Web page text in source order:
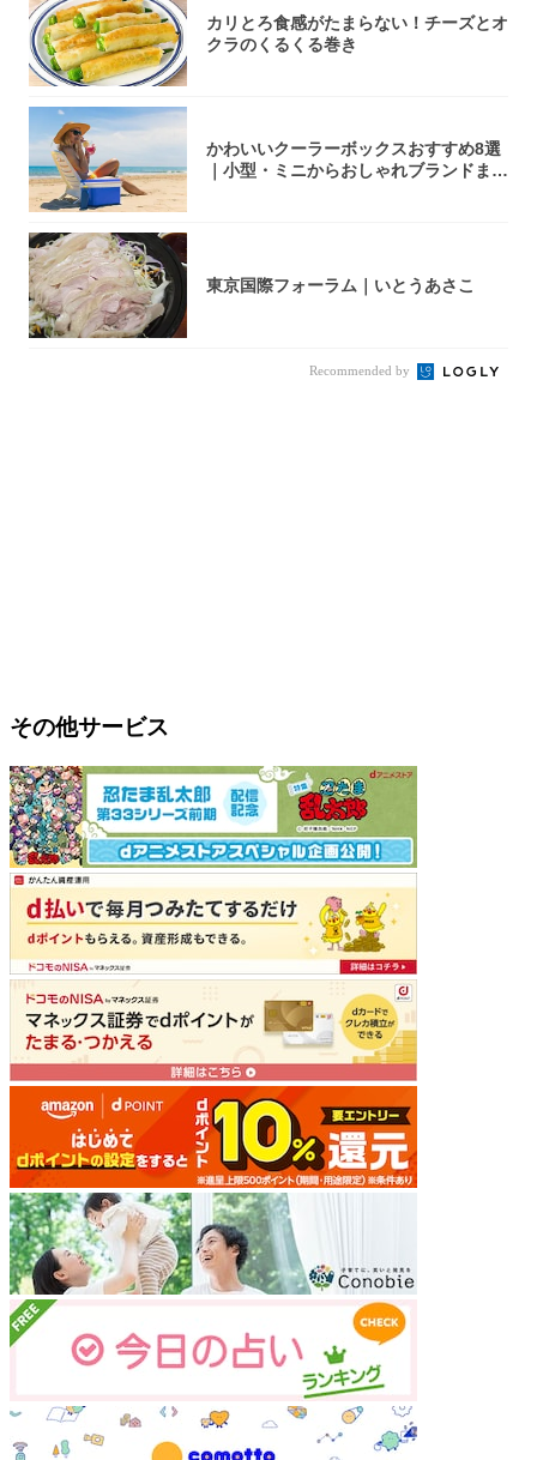
カリとろ食感がたまらない！チーズとオ
クラのくるくる巻き
かわいいクーラーボックスおすすめ8選
｜小型・ミニからおしゃれブランドまで
東京国際フォーラム｜いとうあさこ
Recommended by
その他サービス